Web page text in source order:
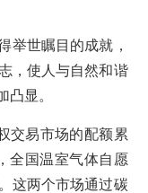
举世瞩目的成就，
，使人与自然和谐
凸显。
交易市场的配额累
全国温室气体自愿
这两个市场通过碳